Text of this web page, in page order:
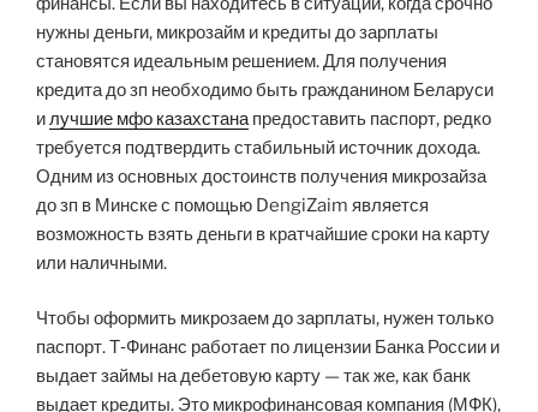
нужны деньги, микрозайм и кредиты до зарплаты
становятся идеальным решением. Для получения
кредита до зп необходимо быть гражданином Беларуси
илучшие мфо казахстанапредоставить паспорт, редко
требуется подтвердить стабильный источник дохода.
Одним из основных достоинств получения микрозайза
до зп в Минске с помощью DengiZaim является
возможность взять деньги в кратчайшие сроки на карту
или наличными.
Чтобы оформить микрозаем до зарплаты, нужен только
паспорт. Т‑Финанс работает по лицензии Банка России и
выдает займы на дебетовую карту — так же, как банк
выдает кредиты. Это микрофинансовая компания (МФК),